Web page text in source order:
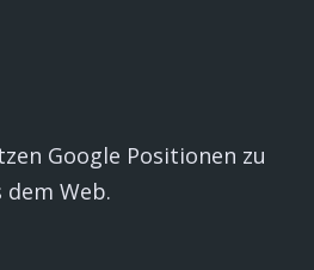
Google Positionen zu
Web.